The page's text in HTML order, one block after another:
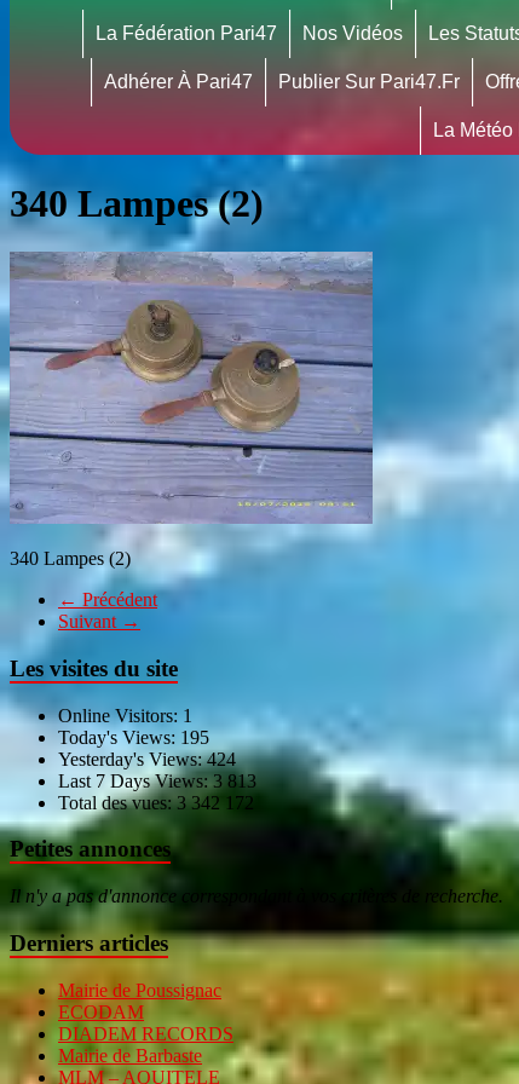
La Fédération Pari47 Nos Vidéos Les
Adhérer À Pari47 Publier Sur Pari47.fr
La Météo
340 Lampes (2)
340 Lampes (2)
← Précédent
Suivant →
Les visites du site
Online Visitors: 1
Today's Views: 195
Yesterday's Views:424
Last 7 Days Views: 3 813
Total des vues:3 342 172
Petites annonces
Il n'y a pas d'annonce correspondant à vos critères de recherche.
Derniers articles
Mairie de Poussignac
ECODAM
DIADEM RECORDS
Mairie de Barbaste
MLM – AQUITELE